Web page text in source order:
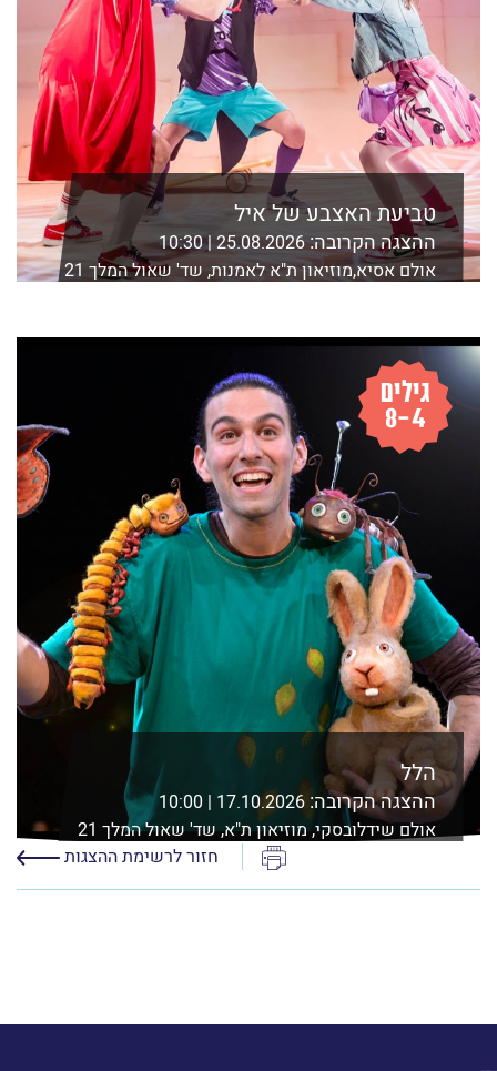
טביעת האצבע של איל
ההצגה הקרובה:25.08.2026 | 10:30
אולם אסיא,מוזיאון ת"א לאמנות, שד' שאול המלך 21
הלל
ההצגה הקרובה: 17.10.2026 | 10:00
אולם שידלובסקי, מוזיאון ת"א, שד' שאול המלך 21
לפרטים נוספים ורכישה
חזור לרשימת ההצגות